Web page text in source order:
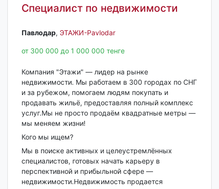
Специалист по недвижимости
Павлодар‎, ЭТАЖИ-Pavlodar
от 300 000 до 1 000 000 тенге
Компания "Этажи" — лидер на рынке
недвижимости. Мы работаем в 300 городах по СНГ
и за рубежом, помогаем людям покупать и
продавать жильё, предоставляя полный комплекс
услуг.Мы не просто продаём квадратные метры —
мы меняем жизни!
Кого мы ищем?
Мы в поиске активных и целеустремлённых
специалистов, готовых начать карьеру в
перспективной и прибыльной сфере —
недвижимости.Недвижимость продается